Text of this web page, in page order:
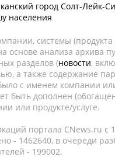
город Солт-Лейк-
населения
системы (продукта
основе анализа архива
разделов (новости,
а также содержание
с именем компании
быть дополнен
или продукте/услуге.
портала CNews.ru c
- 1462640, в очереди
- 199002.